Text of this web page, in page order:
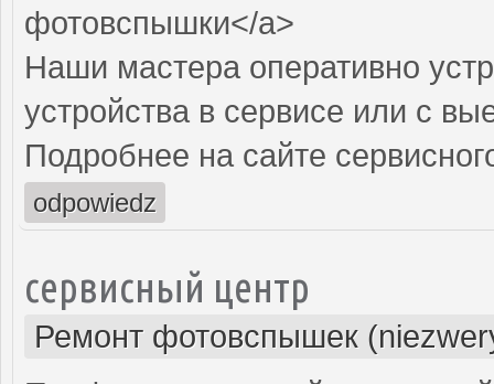
фотовспышки</a>
Наши мастера оперативно
устройства в сервисе или с
Подробнее на сайте
odpowiedz
сервисный центр
Ремонт фотовспышек